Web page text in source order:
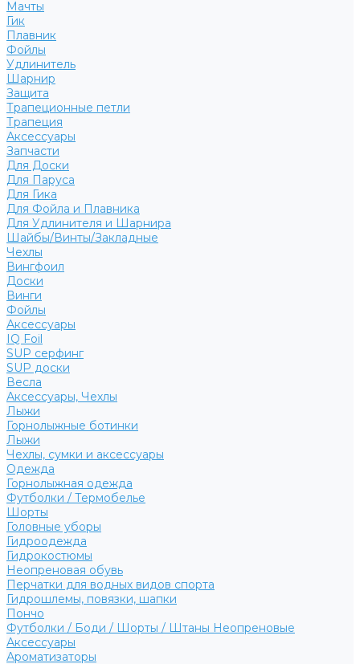
Мачты
Гик
Плавник
Фойлы
Удлинитель
Шарнир
Защита
Трапеционные петли
Трапеция
Аксессуары
Запчасти
Для Доски
Для Паруса
Для Гика
Для Фойла и Плавника
Для Удлинителя и Шарнира
Шайбы/Винты/Закладные
Чехлы
Вингфоил
Доски
Винги
Фойлы
Аксессуары
IQ Foil
SUP серфинг
SUP доски
Весла
Аксессуары, Чехлы
Лыжи
Горнолыжные ботинки
Лыжи
Чехлы, сумки и аксессуары
Одежда
Горнолыжная одежда
Футболки / Термобелье
Шорты
Головные уборы
Гидроодежда
Гидрокостюмы
Неопреновая обувь
Перчатки для водных видов спорта
Гидрошлемы, повязки, шапки
Пончо
Футболки / Боди / Шорты / Штаны Неопреновые
Аксессуары
Ароматизаторы